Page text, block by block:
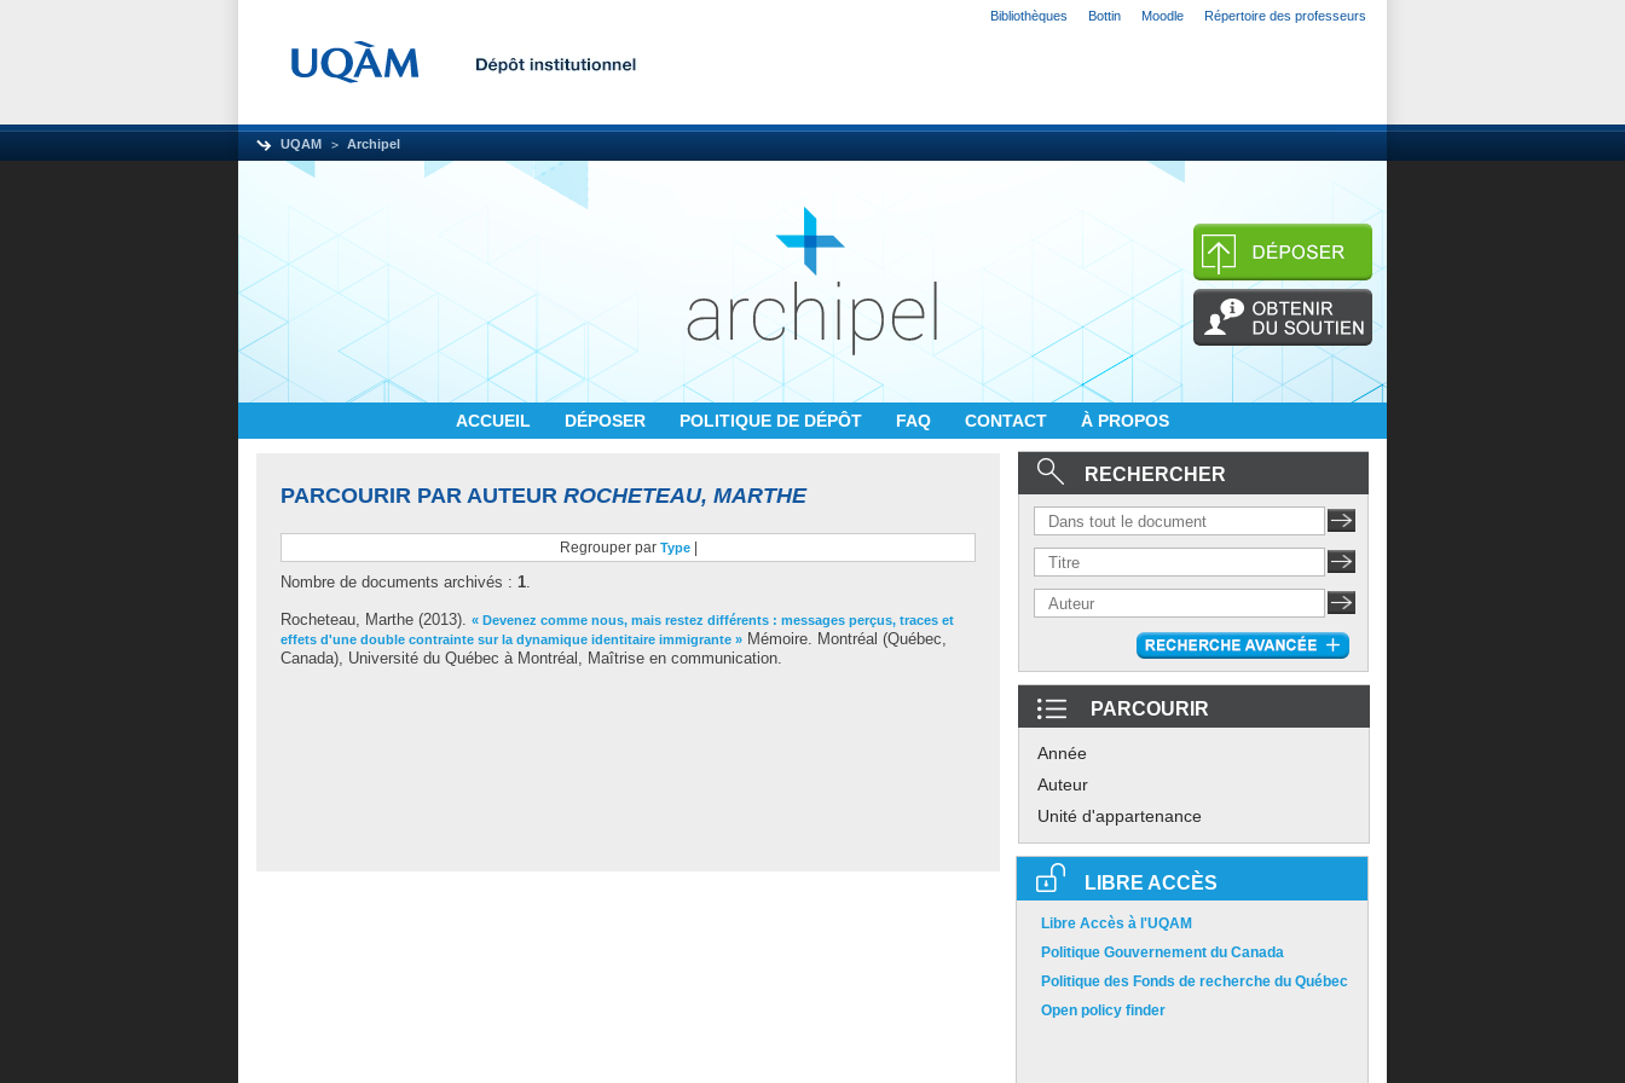
Bibliothèques Bottin Moodle Répertoire des professeurs
UQAM Archipel
ACCUEIL DÉPOSER POLITIQUE DE DÉPÔT FAQ CONTACT À PROPOS
PARCOURIR PAR AUTEUR ROCHETEAU, MARTHE
Regrouper par Type
Nombre de documents archivés : 1.
Rocheteau, Marthe (2013). « Devenez comme nous, mais restez différents : messages perçus, traces et
effets d'une double contrainte sur la dynamique identitaire immigrante » Mémoire. Montréal (Québec,
Canada), Université du Québec à Montréal, Maîtrise en communication.
RECHERCHER
PARCOURIR
Année
Auteur
Unité d'appartenance
LIBRE ACCÈS
Libre Accès à l'UQAM
Politique Gouvernement du Canada
Politique des Fonds de recherche du Québec
Open policy finder